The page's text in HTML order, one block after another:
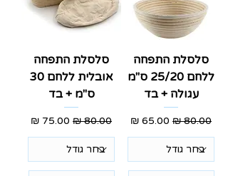
סלסלת התפחה
ללחם 25/20 ס"מ
עגולה + בד
מחיר רגיל מחיר מבצע
סלסלת התפחה
אובלית ללחם 30
ס"מ + בד
מחיר רגיל מחיר מבצע